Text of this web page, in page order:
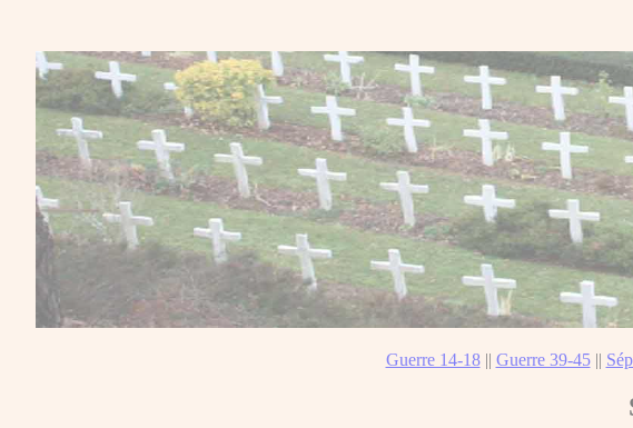
Guerre 14-18|| Guerre 39-45||